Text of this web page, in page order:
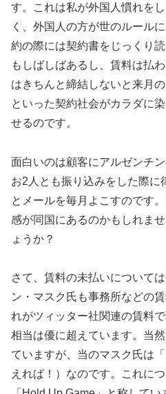
す。これは私が外国人慣れを
く、外国人の方が世のルール
約の際には契約書をじっくり
もしばしばあるし、賃料は払
はきちんと締結しないと来月
といった契約社会がカラダに
せるのです。
面白いのは顧客にアルゼンチ
お2人とも振り込みをした際に
とメールを毎月よこすのです
感が同国にあるのかもしれま
ょうか？
さて、賃料の未払いについて
ン・マスク氏も事務所などの
れがツィッター社関連の賃料
相当は優に超えています。当
ていますが、当のマスク氏は
えれば！）なのです。これに